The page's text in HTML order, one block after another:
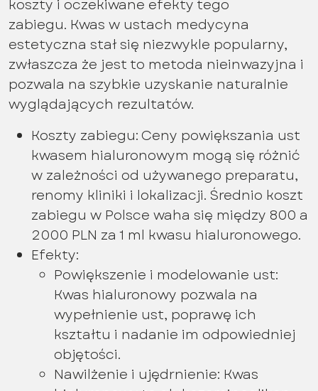
koszty i oczekiwane efekty tego
zabiegu. Kwas w ustach medycyna
estetyczna stał się niezwykle popularny,
zwłaszcza że jest to metoda nieinwazyjna i
pozwala na szybkie uzyskanie naturalnie
wyglądających rezultatów.
Koszty zabiegu: Ceny powiększania ust
kwasem hialuronowym mogą się różnić
w zależności od używanego preparatu,
renomy kliniki i lokalizacji. Średnio koszt
zabiegu w Polsce waha się między 800 a
2000 PLN za 1 ml kwasu hialuronowego.
Efekty:
Powiększenie i modelowanie ust:
Kwas hialuronowy pozwala na
wypełnienie ust, poprawę ich
kształtu i nadanie im odpowiedniej
objętości.
Nawilżenie i ujędrnienie: Kwas